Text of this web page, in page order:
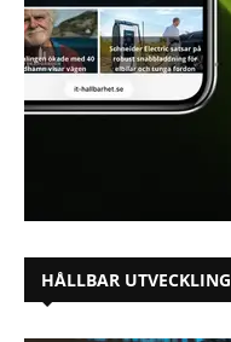
HÅLLBAR UTVECKLING